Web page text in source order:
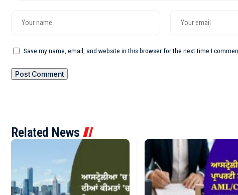
Save my name, email, and website in this browser for the next time I
Related News